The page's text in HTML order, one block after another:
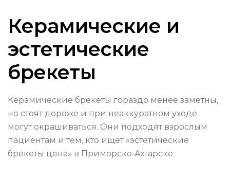
Керамические и
эстетические
брекеты
Керамические брекеты гораздо менее заметны,
но стоят дороже и при неаккуратном уходе
могут окрашиваться. Они подходят взрослым
пациентам и тем, кто ищет «эстетические
брекеты цена» в Приморско‑Ахтарске.